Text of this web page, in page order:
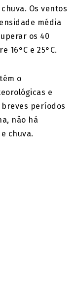
Os ventos
média
os 40
16°C e 25°C.
o
e
períodos
não há
chuva.